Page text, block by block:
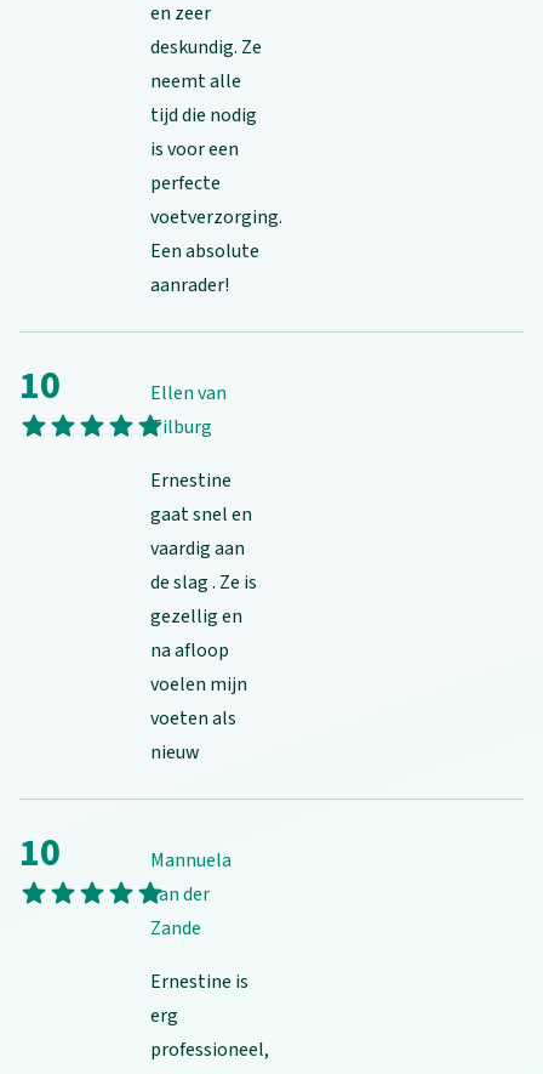
en zeer
deskundig. Ze
neemt alle
tijd die nodig
is voor een
perfecte
voetverzorging.
Een absolute
aanrader!
10
Your rating
1 stars2 stars3 stars4 stars5 stars
Ellen van
Tilburg
Ernestine
gaat snel en
vaardig aan
de slag . Ze is
gezellig en
na afloop
voelen mijn
voeten als
nieuw
10
Your rating
1 stars2 stars3 stars4 stars5 stars
Mannuela
van der
Zande
Ernestine is
erg
professioneel,